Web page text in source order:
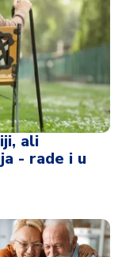
ali
- rade i u